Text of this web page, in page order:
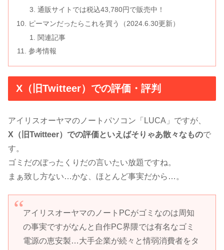
通販サイトでは税込43,780円で販売中！
ピーマンだったらこれを買う（2024.6.30更新）
関連記事
参考情報
X（旧Twitteer）での評価・評判
アイリスオーヤマのノートパソコン「LUCA」ですが、
X（旧Twitteer）での評価といえばそりゃあ散々なもので
す。
ゴミだのぼったくりだの言いたい放題ですね。
まぁ致し方ない…かな、ほとんど事実だから…。
アイリスオーヤマのノートPCがゴミなのは周知
の事実ですがなんと自作PC界隈では有名なゴミ
電源の恵安製…大手企業が続々と情弱消費者をタ